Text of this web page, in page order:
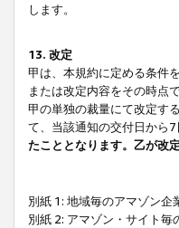
します。
13. 改定
甲は、本規約に定める条件
または改定内容をその時点
甲の単独の裁量にて改定す
て、当該通知の交付日から7
たこととなります。乙が改
別紙 1: 地域毎のアマゾン企
別紙 2: アマゾン・サイト毎